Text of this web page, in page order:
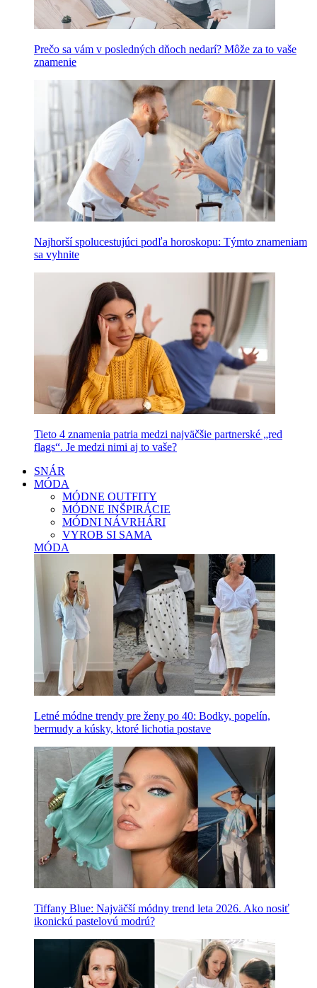
Prečo sa vám v posledných dňoch nedarí? Môže za to vaše
znamenie
Najhorší spolucestujúci podľa horoskopu: Týmto znameniam
sa vyhnite
Tieto 4 znamenia patria medzi najväčšie partnerské „red
flags“. Je medzi nimi aj to vaše?
SNÁR
MÓDA
MÓDNE OUTFITY
MÓDNE INŠPIRÁCIE
MÓDNI NÁVRHÁRI
VYROB SI SAMA
MÓDA
Letné módne trendy pre ženy po 40: Bodky, popelín,
bermudy a kúsky, ktoré lichotia postave
Tiffany Blue: Najväčší módny trend leta 2026. Ako nosiť
ikonickú pastelovú modrú?